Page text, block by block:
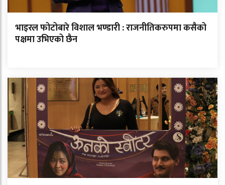
भाइरल फोटोबारे विशाल भण्डारी : राजनीतिकरुपमा कसैको
पक्षमा उभिएको छैन